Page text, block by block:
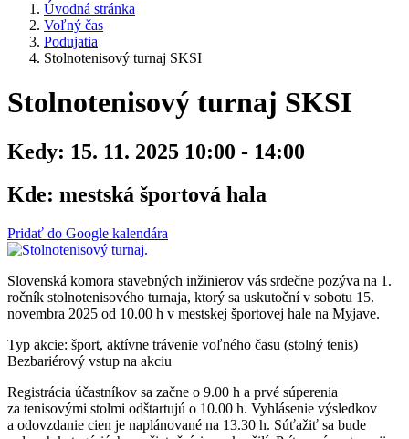
Úvodná stránka
Voľný čas
Podujatia
Stolnotenisový turnaj SKSI
Stolnotenisový turnaj SKSI
Kedy: 15. 11. 2025 10:00 - 14:00
Kde: mestská športová hala
Pridať do Google kalendára
Slovenská komora stavebných inžinierov vás srdečne pozýva na 1.
ročník stolnotenisového turnaja, ktorý sa uskutoční v sobotu 15.
novembra 2025 od 10.00 h v mestskej športovej hale na Myjave.
Typ akcie: šport, aktívne trávenie voľného času (stolný tenis)
Bezbariérový vstup na akciu
Registrácia účastníkov sa začne o 9.00 h a prvé súperenia
za tenisovými stolmi odštartujú o 10.00 h. Vyhlásenie výsledkov
a odovzdanie cien je naplánované na 13.30 h. Súťažiť sa bude